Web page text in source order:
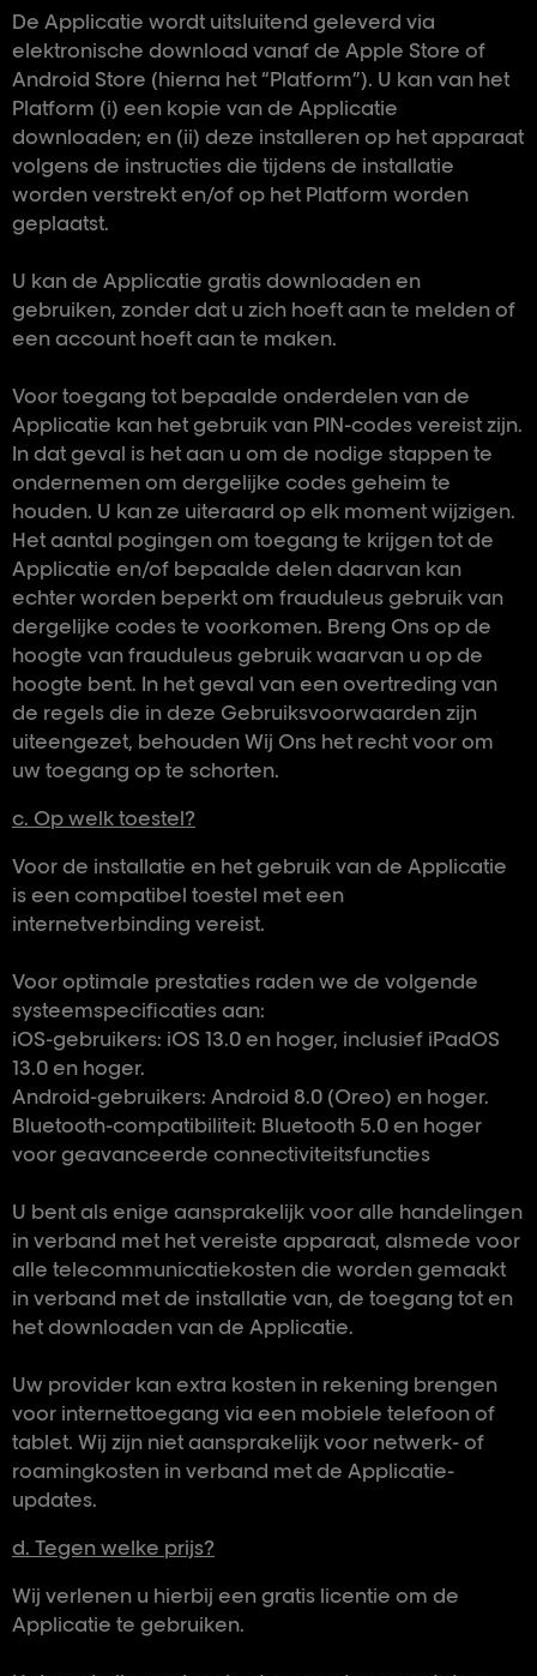
De Applicatie wordt uitsluitend geleverd via
elektronische download vanaf de Apple Store of
Android Store (hierna het “Platform”). U kan van het
Platform (i) een kopie van de Applicatie
downloaden; en (ii) deze installeren op het apparaat
volgens de instructies die tijdens de installatie
worden verstrekt en/of op het Platform worden
geplaatst.
U kan de Applicatie gratis downloaden en
gebruiken, zonder dat u zich hoeft aan te melden of
een account hoeft aan te maken.
Voor toegang tot bepaalde onderdelen van de
Applicatie kan het gebruik van PIN-codes vereist zijn.
In dat geval is het aan u om de nodige stappen te
ondernemen om dergelijke codes geheim te
houden. U kan ze uiteraard op elk moment wijzigen.
Het aantal pogingen om toegang te krijgen tot de
Applicatie en/of bepaalde delen daarvan kan
echter worden beperkt om frauduleus gebruik van
dergelijke codes te voorkomen. Breng Ons op de
hoogte van frauduleus gebruik waarvan u op de
hoogte bent. In het geval van een overtreding van
de regels die in deze Gebruiksvoorwaarden zijn
uiteengezet, behouden Wij Ons het recht voor om
uw toegang op te schorten.
c. Op welk toestel?
Voor de installatie en het gebruik van de Applicatie
is een compatibel toestel met een
internetverbinding vereist.
Voor optimale prestaties raden we de volgende
systeemspecificaties aan:
iOS-gebruikers: iOS 13.0 en hoger, inclusief iPadOS
13.0 en hoger.
Android-gebruikers: Android 8.0 (Oreo) en hoger.
Bluetooth-compatibiliteit: Bluetooth 5.0 en hoger
voor geavanceerde connectiviteitsfuncties
U bent als enige aansprakelijk voor alle handelingen
in verband met het vereiste apparaat, alsmede voor
alle telecommunicatiekosten die worden gemaakt
in verband met de installatie van, de toegang tot en
het downloaden van de Applicatie.
Uw provider kan extra kosten in rekening brengen
voor internettoegang via een mobiele telefoon of
tablet. Wij zijn niet aansprakelijk voor netwerk- of
roamingkosten in verband met de Applicatie-
updates.
d. Tegen welke prijs?
Wij verlenen u hierbij een gratis licentie om de
Applicatie te gebruiken.